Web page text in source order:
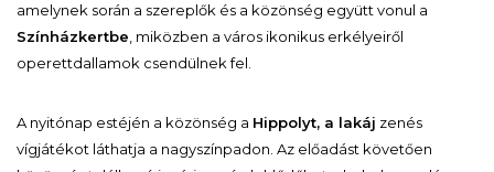
amelynek során a szereplők és a közönség együtt vonul a
Színházkertbe , miközben a város ikonikus erkélyeiről
operettdallamok csendülnek fel.
A nyitónap estéjén a közönség a Hippolyt, a lakáj zenés
vígjátékot láthatja a nagyszínpadon. Az előadást követően